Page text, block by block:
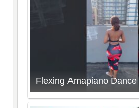
Flexing Amapiano Dance